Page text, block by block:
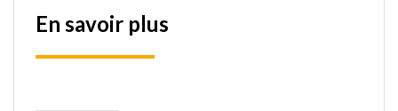
En savoir plus